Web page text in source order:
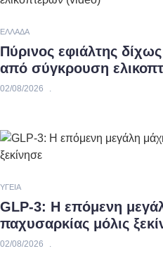
ΕΛΛΆΔΑ
Πύρινος εφιάλτης
από σύγκρουση
02/08/2026
ΥΓΕΊΑ
GLP-3: Η επόμενη
παχυσαρκίας μόλις
02/08/2026